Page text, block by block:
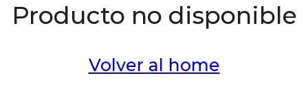
Producto no disponible
Volver al home